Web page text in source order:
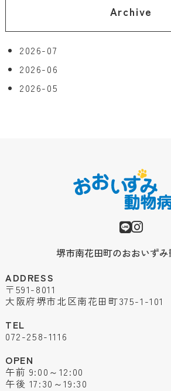
Archive
2026-07
2026-06
2026-05
堺市南花田町のおおいず
ADDRESS
〒591-8011
大阪府堺市北区南花田町375-1-101
TEL
072-258-1116
OPEN
午前 9:00～12:00
午後 17:30～19:30